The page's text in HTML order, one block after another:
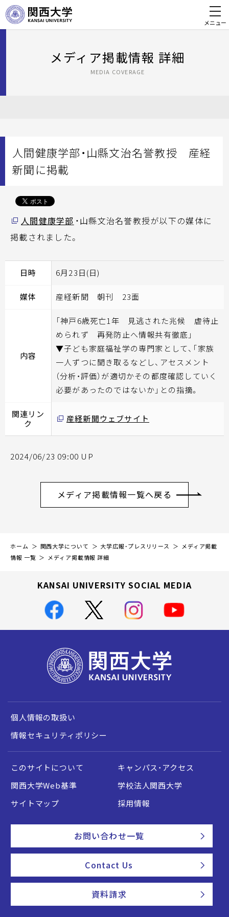
メニュー
メディア掲載情報 詳細
MEDIA COVERAGE
人間健康学部・山縣文治名誉教授 産経
新聞に掲載
人間健康学部 ・山縣文治名誉教授が以下の媒体に
掲載されました。
日時 6月23日(日)
媒体 産経新聞 朝刊 23面
内容
「神戸6歳死亡1年 見逃された兆候 虐待止
められず 再発防止へ情報共有徹底」
▼子ども家庭福祉学の専門家として、「家族
一人ずつに聞き取るなどし、アセスメント
（分析・評価）が適切かその都度確認していく
必要があったのではないか」との指摘。
関連リン
ク
産経新聞ウェブサイト
2024/06/23 09:00 UP
メディア掲載情報一覧へ戻る
ホーム 関西大学について 大学広報・プレスリリース
メディア掲載
情報 一覧
メディア掲載情報 詳細
KANSAI UNIVERSITY SOCIAL MEDIA
個人情報の取扱い
情報セキュリティポリシー
このサイトについて
キャンパス・アクセス
関西大学Web基準
学校法人関西大学
サイトマップ
採用情報
お問い合わせ一覧
Contact Us
資料請求